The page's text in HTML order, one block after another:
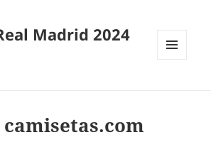
Madrid 2024